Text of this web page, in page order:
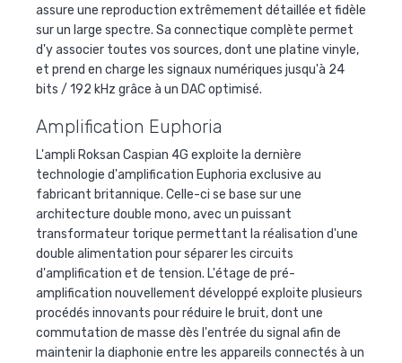
assure une reproduction extrêmement détaillée et fidèle
sur un large spectre. Sa connectique complète permet
d'y associer toutes vos sources, dont une platine vinyle,
et prend en charge les signaux numériques jusqu'à 24
bits / 192 kHz grâce à un DAC optimisé.
Amplification Euphoria
L'ampli Roksan Caspian 4G exploite la dernière
technologie d'amplification Euphoria exclusive au
fabricant britannique. Celle-ci se base sur une
architecture double mono, avec un puissant
transformateur torique permettant la réalisation d'une
double alimentation pour séparer les circuits
d'amplification et de tension. L'étage de pré-
amplification nouvellement développé exploite plusieurs
procédés innovants pour réduire le bruit, dont une
commutation de masse dès l'entrée du signal afin de
maintenir la diaphonie entre les appareils connectés à un